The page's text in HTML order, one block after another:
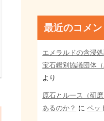
最近のコメン
エメラルドの含浸
宝石鑑別協議団体
より
原石とルース（研
あるのか？ にペッ